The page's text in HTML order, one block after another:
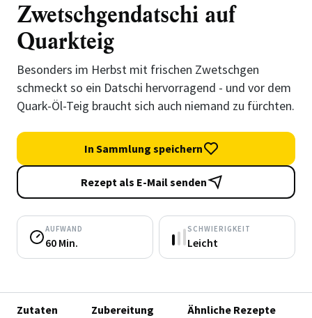
Zwetschgendatschi auf
Quarkteig
Besonders im Herbst mit frischen Zwetschgen
schmeckt so ein Datschi hervorragend - und vor dem
Quark-Öl-Teig braucht sich auch niemand zu fürchten.
In Sammlung speichern
Rezept als E-Mail senden
AUFWAND
60 Min.
SCHWIERIGKEIT
Leicht
Zutaten Zubereitung Ähnliche Rezepte